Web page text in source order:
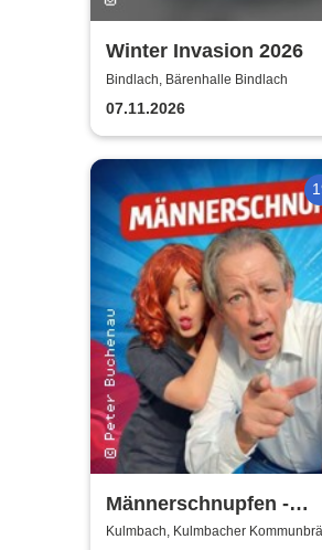
Winter Invasion 2026
Bindlach, Bärenhalle Bindlach
07.11.2026
Männerschnupfen -
Buchenau Comedy
Kulmbach, Kulmbacher